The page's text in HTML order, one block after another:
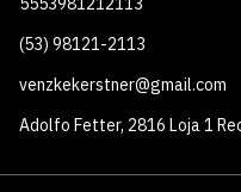
(53) 98121-2113
venzkekerstner@gmail.com
Adolfo Fetter, 2816 Loja 1